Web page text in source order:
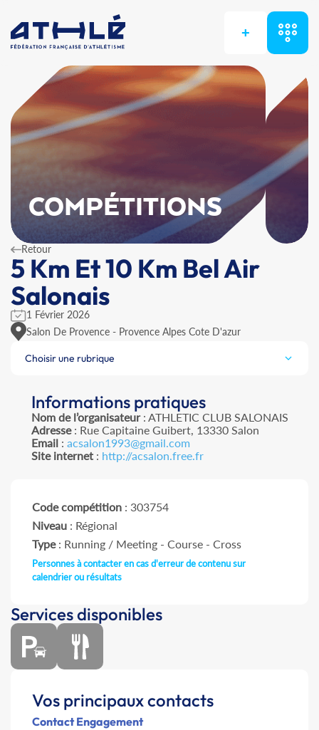
+
COMPÉTITIONS
Retour
5 Km Et 10 Km Bel Air
Salonais
1 Février 2026
Salon De Provence - Provence Alpes Cote D'azur
Choisir une rubrique
Informations pratiques
Nom de l’organisateur: ATHLETIC CLUB SALONAIS
Adresse: Rue Capitaine Guibert, 13330 Salon
Email: acsalon1993@gmail.com
Site internet: http://acsalon.free.fr
Code compétition : 303754
Niveau : Régional
Type: Running / Meeting - Course - Cross
Personnes à contacter en cas d'erreur de contenu sur
calendrier ou résultats
Services disponibles
Vos principaux contacts
Contact Engagement